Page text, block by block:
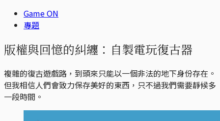
Game ON
專題
版權與回憶的糾纏：自製電玩復古器
複雜的復古遊戲路，到頭來只能以一個非法的地下身份存在。
但我相信人們會致力保存美好的東西，只不過我們需要靜候多
一段時間。